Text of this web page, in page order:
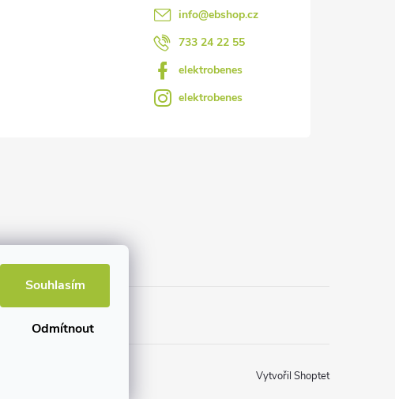
Souhlasím
Odmítnout
info@ebshop.cz
733 24 22 55
elektrobenes
elektrobenes
Vytvořil Shoptet